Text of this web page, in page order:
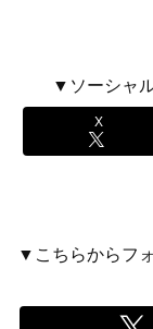
▼ソーシャ
X
▼こちらからフ